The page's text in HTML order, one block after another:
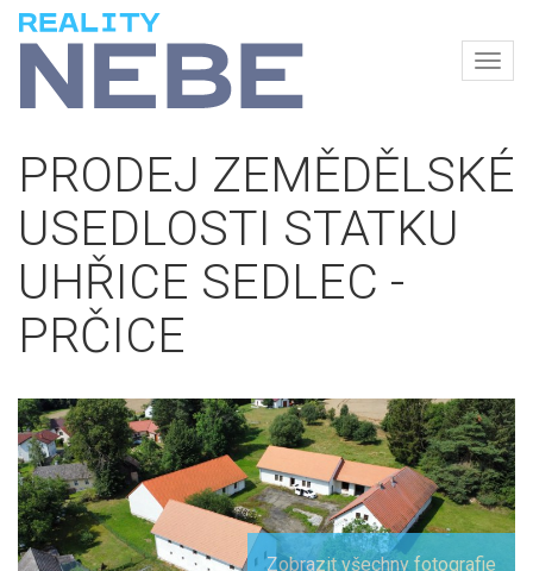
PRODEJ ZEMĚDĚLSKÉ
USEDLOSTI STATKU
UHŘICE SEDLEC -
PRČICE
Zobrazit všechny fotografie